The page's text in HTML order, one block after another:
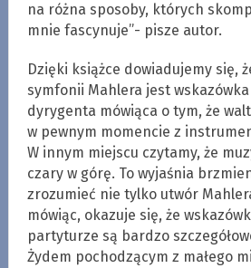
na różna sposoby, których
mnie fascynuje”- pisze autor.
Dzięki książce dowiadujemy się,
symfonii Mahlera jest
dyrygenta mówiąca o tym, że
w pewnym momencie z
W innym miejscu czytamy, że
czary w górę. To wyjaśnia
zrozumieć nie tylko utwór
mówiąc, okazuje się, że
partyturze są bardzo
Żydem pochodzącym z małego